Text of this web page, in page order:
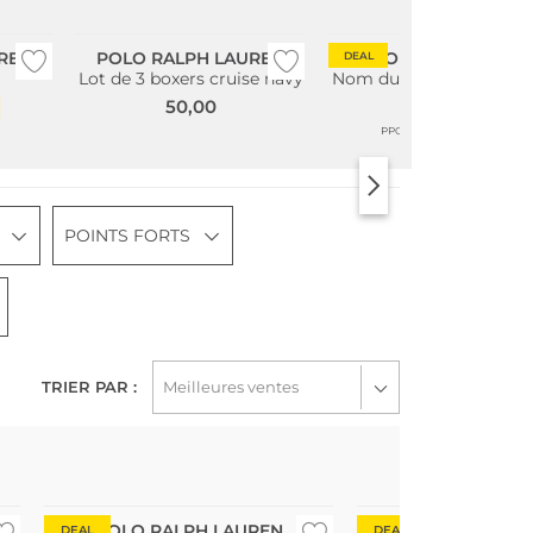
POLO RALPH LAUREN
Lot de 3 boxers cruise navy
50,00
DEAL
POLO RALPH
Nom du produit: Shorts
PPC
POINTS FORTS
TRIER PAR :
DEAL DEAL